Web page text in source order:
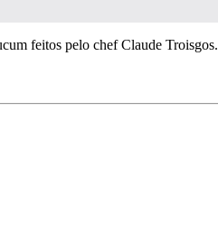
feitos pelo chef Claude Troisgos.